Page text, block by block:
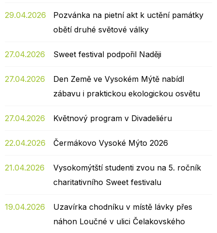
29.04.2026
Pozvánka na pietní akt k uctění památky
obětí druhé světové války
27.04.2026 Sweet festival podpořil Naději
27.04.2026
Den Země ve Vysokém Mýtě nabídl
zábavu i praktickou ekologickou osvětu
27.04.2026 Květnový program v Divadeliéru
22.04.2026 Čermákovo Vysoké Mýto 2026
21.04.2026
Vysokomýtští studenti zvou na 5. ročník
charitativního Sweet festivalu
19.04.2026
Uzavírka chodníku v místě lávky přes
náhon Loučné v ulici Čelakovského